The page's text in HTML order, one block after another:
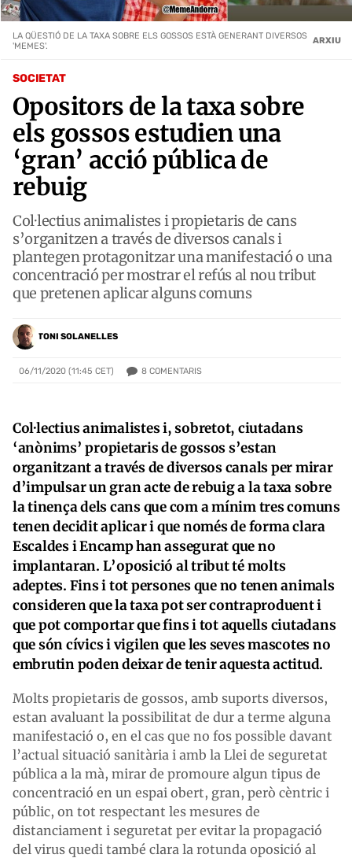
SOCIETAT
Opositors de la taxa sobre
els gossos estudien una
‘gran’ acció pública de
rebuig
Col·lectius animalistes i propietaris de cans
s’organitzen a través de diversos canals i
plantegen protagonitzar una manifestació o una
concentració per mostrar el refús al nou tribut
que pretenen aplicar alguns comuns
TONI SOLANELLES
06/11/2020 (11:45 CET) 8 COMENTARIS
LA QÜESTIÓ DE LA TAXA SOBRE ELS GOSSOS ESTÀ GENERANT DIVERSOS
'MEMES'.
ARXIU
Col·lectius animalistes i, sobretot, ciutadans
‘anònims’ propietaris de gossos s’estan
organitzant a través de diversos canals per mirar
d’impulsar un gran acte de rebuig a la taxa sobre
la tinença dels cans que com a mínim tres comuns
tenen decidit aplicar i que només de forma clara
Escaldes i Encamp han assegurat que no
implantaran. L’oposició al tribut té molts
adeptes. Fins i tot persones que no tenen animals
consideren que la taxa pot ser contraproduent i
que pot comportar que fins i tot aquells ciutadans
que són cívics i vigilen que les seves mascotes no
embrutin poden deixar de tenir aquesta actitud.
Molts propietaris de gossos, amb suports diversos,
estan avaluant la possibilitat de dur a terme alguna
manifestació o, en el cas que no fos possible davant
l’actual situació sanitària i amb la Llei de seguretat
pública a la mà, mirar de promoure algun tipus de
concentració en un espai obert, gran, però cèntric i
públic, on tot respectant les mesures de
distanciament i seguretat per evitar la propagació
del virus quedi també clara la rotunda oposició al